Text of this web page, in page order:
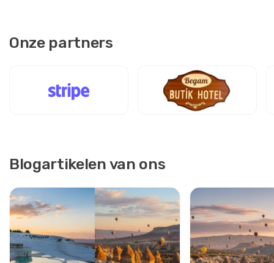
Onze partners
Blogartikelen van ons